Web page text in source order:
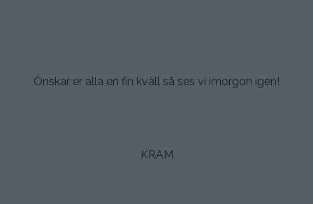
Önskar er alla en fin kväll så ses vi imorgon igen!
KRAM